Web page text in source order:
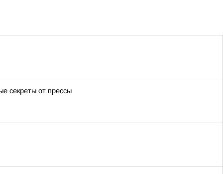
секреты от прессы